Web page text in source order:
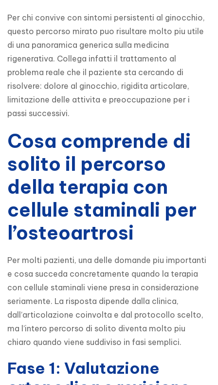
Per chi convive con sintomi persistenti al ginocchio,
questo percorso mirato puo risultare molto piu utile
di una panoramica generica sulla medicina
rigenerativa. Collega infatti il trattamento al
problema reale che il paziente sta cercando di
risolvere: dolore al ginocchio, rigidita articolare,
limitazione delle attivita e preoccupazione per i
passi successivi.
Cosa comprende di
solito il percorso
della terapia con
cellule staminali per
l’osteoartrosi
Per molti pazienti, una delle domande piu importanti
e cosa succeda concretamente quando la terapia
con cellule staminali viene presa in considerazione
seriamente. La risposta dipende dalla clinica,
dall’articolazione coinvolta e dal protocollo scelto,
ma l’intero percorso di solito diventa molto piu
chiaro quando viene suddiviso in fasi semplici.
Fase 1: Valutazione